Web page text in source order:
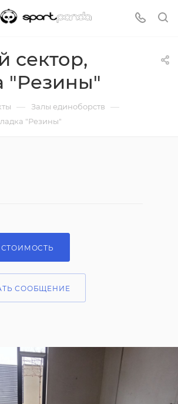
сектор,
"Резины"
— Залы единоборств —
"Резины"
СТОИМОСТЬ
СООБЩЕНИЕ